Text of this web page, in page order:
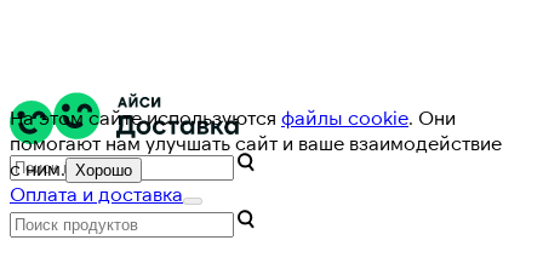
На этом сайте используются файлы cookie. Они
помогают нам улучшать сайт и ваше взаимодействие
с ним. Хорошо
Оплата и доставка